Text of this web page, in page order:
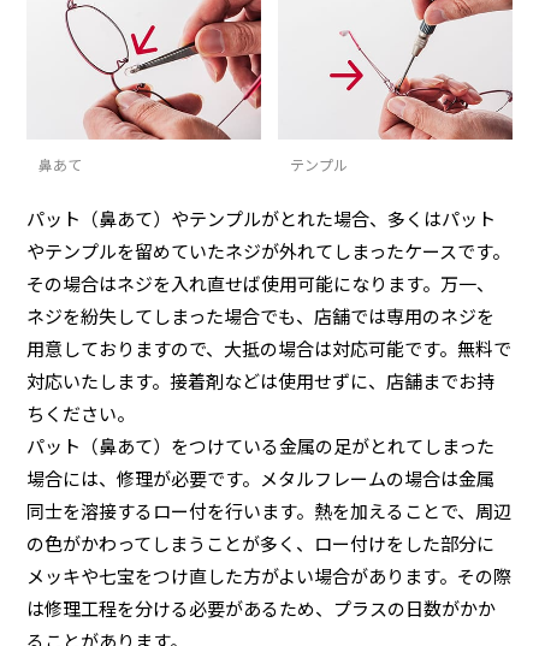
鼻あて テンプル
パット（鼻あて）やテンプルがとれた場合、多くはパット
やテンプルを留めていたネジが外れてしまったケースです。
その場合はネジを入れ直せば使用可能になります。万一、
ネジを紛失してしまった場合でも、店舗では専用のネジを
用意しておりますので、大抵の場合は対応可能です。無料で
対応いたします。接着剤などは使用せずに、店舗までお持
ちください。
パット（鼻あて）をつけている金属の足がとれてしまった
場合には、修理が必要です。メタルフレームの場合は金属
同士を溶接するロー付を行います。熱を加えることで、周辺
の色がかわってしまうことが多く、ロー付けをした部分に
メッキや七宝をつけ直した方がよい場合があります。その際
は修理工程を分ける必要があるため、プラスの日数がかか
ることがあります。